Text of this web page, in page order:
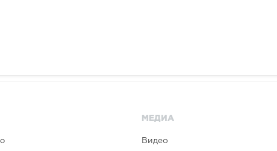
МЕДИА
Видео